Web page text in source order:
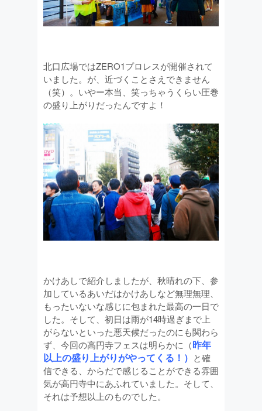
北口広場ではZERO1プロレスが開催されて
いました。が、近づくことさえできません
（笑）。いやー本当、笑っちゃうくらい圧巻
の盛り上がりだったんですよ！
かけあしで紹介しましたが、秋晴れの下、参
加しているあいだはかけあしなど無理無理、
もったいないな感じに包まれた最高の一日で
した。そして、初日は雨が14時過ぎまで上
がらないといった悪天候だったのにも関わら
ず、今回の高円寺フェスは明らかに（昨年
以上の盛り上がりがやってくる！） と確
信できる、からだで感じることができる雰囲
気が高円寺中にあふれていました。そして、
それは予想以上のものでした。